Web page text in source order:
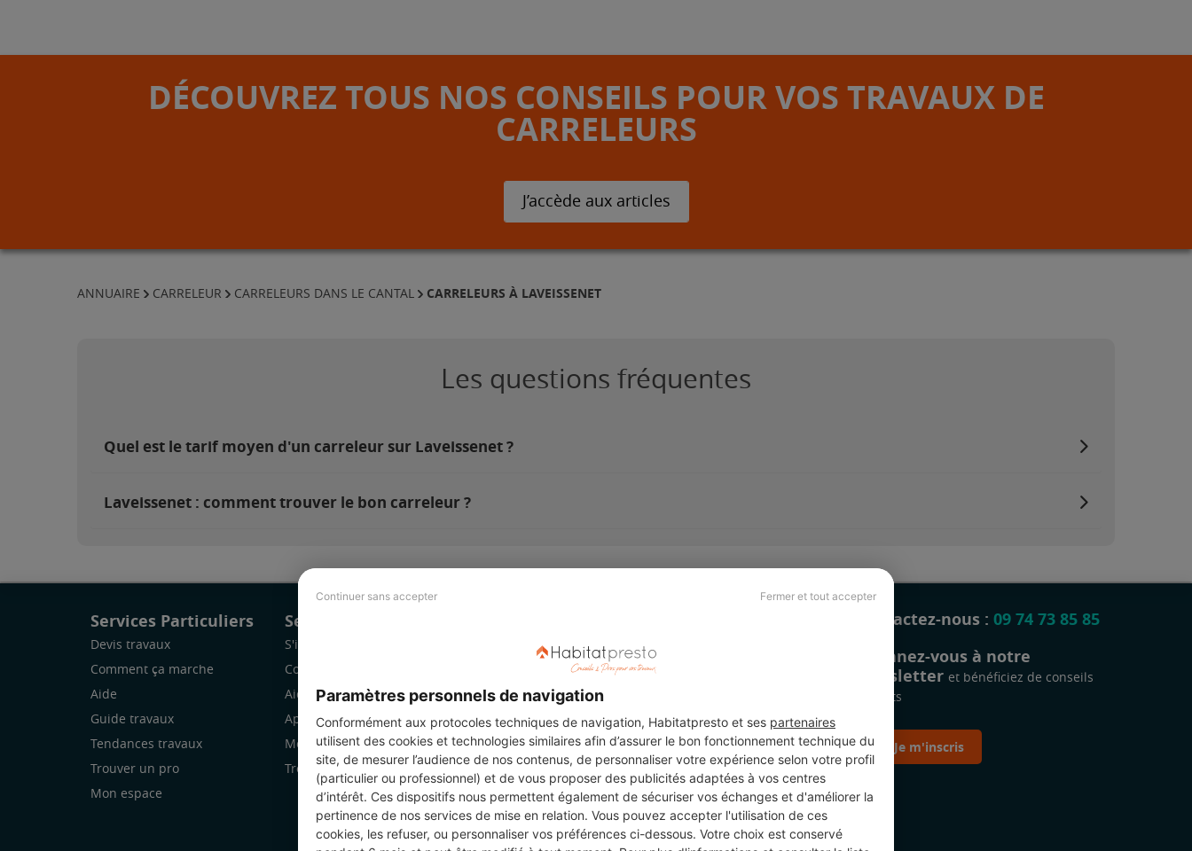
Continuer sans accepter Fermer et tout accepter
Paramètres personnels de navigation
Conformément aux protocoles techniques de navigation, Habitatpresto et ses partenaires
utilisent des cookies et technologies similaires afin d’assurer le bon fonctionnement technique du
site, de mesurer l’audience de nos contenus, de personnaliser votre expérience selon votre profil
(particulier ou professionnel) et de vous proposer des publicités adaptées à vos centres
d’intérêt. Ces dispositifs nous permettent également de sécuriser vos échanges et d'améliorer la
pertinence de nos services de mise en relation. Vous pouvez accepter l'utilisation de ces
cookies, les refuser, ou personnaliser vos préférences ci-dessous. Votre choix est conservé
DÉCOUVREZ TOUS NOS CONSEILS POUR VOS TRAVAUX DE
CARRELEURS
J’accède aux articles
ANNUAIRE CARRELEUR CARRELEURS DANS LE CANTAL CARRELEURS À LAVEISSENET
Les questions fréquentes
Quel est le tarif moyen d'un carreleur sur Laveissenet ?
Laveissenet : comment trouver le bon carreleur ?
Services Particuliers
Devis travaux
Comment ça marche
Aide
Guide travaux
Tendances travaux
Trouver un pro
Mon espace
Services Pro
S'inscrire
Comment ça marche
Aide
Application Mobile
Mon espace
Trouver des chantiers
Revue de presse
Légal
Charte cookies
Contactez-nous : 09 74 73 85 85
Abonnez-vous à notre
newsletter et bénéficiez de conseils
gratuits
Je m'inscris